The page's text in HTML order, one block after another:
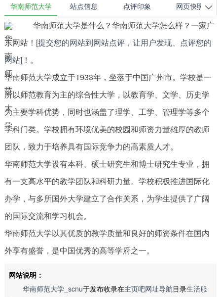
华南师范大学 站点信息 点评印象 网页快照 
华南师范大学是什么？华南师范大学怎么样？一家广
东网站！ [提交您的网站到网站点评，让用户发现、点评您的
网站]！ 。
华南师范大学成立于1933年，坐落于中国广州市。学校是一
所以师范教育为主的综合性大学，以教育学、文学、历史学
为主要学科优势，同时也涵盖了理学、工学、管理学等多个
学科门类。学校拥有环境优美的校园和师资力量雄厚的教师
团队，致力于培养具有国际竞争力的高素质人才。
华南师范大学设有本科、硕士研究生和博士研究生专业，拥
有一支高水平的教学团队和科研力量。学校积极推进国际化
办学，与多所国外大学建立了合作关系，为学生提供了广阔
的国际交流和学习机会。
华南师范大学以其优质的教学质量和良好的师资条件在国内
外享有盛誉，是中国优秀的高等学府之一。
网站说明：
华南师范大学_scnu于发布收录在主页吧网址导航目录生活服